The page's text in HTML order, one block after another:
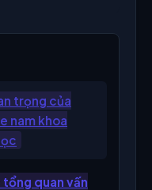
trọng của
nam khoa
tổng quan vấn